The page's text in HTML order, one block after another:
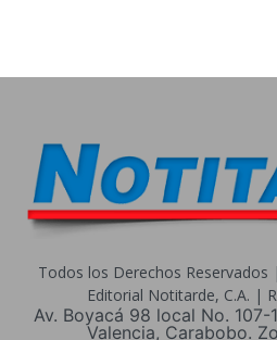
Todos los Derechos
Editorial Notitarde, C.A. |
Av. Boyacá 98 local No. 107-
Valencia, Carabobo.